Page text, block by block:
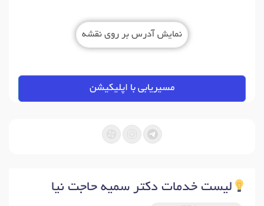
نمایش آدرس بر روی نقشه
مسیریابی با اپلیکیشن
لیست خدمات دکتر سمیه حاجت نیا